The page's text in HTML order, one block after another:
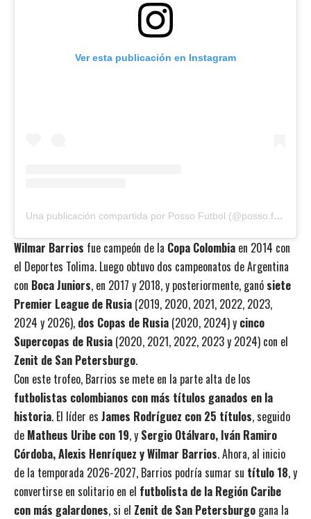
Ver esta publicación en Instagram
Una publicación compartida por Posso Futbol (@posso.futbol)
Wilmar Barrios fue campeón de la Copa Colombia en 2014 con
el Deportes Tolima. Luego obtuvo dos campeonatos de Argentina
con Boca Juniors, en 2017 y 2018, y posteriormente, ganó siete
Premier League de Rusia (2019, 2020, 2021, 2022, 2023,
2024 y 2026), dos Copas de Rusia (2020, 2024) y cinco
Supercopas de Rusia (2020, 2021, 2022, 2023 y 2024) con el
Zenit de San Petersburgo.
Con este trofeo, Barrios se mete en la parte alta de los
futbolistas colombianos con más títulos ganados en la
historia. El líder es James Rodríguez con 25 títulos, seguido
de Matheus Uribe con 19, y Sergio Otálvaro, Iván Ramiro
Córdoba, Alexis Henríquez y Wilmar Barrios. Ahora, al inicio
de la temporada 2026-2027, Barrios podría sumar su título 18, y
convertirse en solitario en el futbolista de la Región Caribe
con más galardones, si el Zenit de San Petersburgo gana la